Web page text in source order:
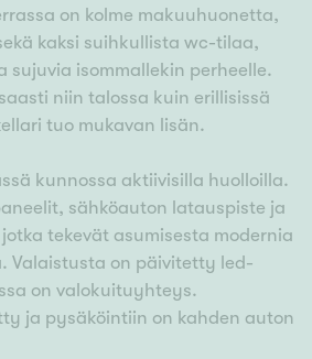
on kolme makuuhuonetta,
kaksi suihkullista wc-tilaa,
sujuvia isommallekin perheelle.
niin talossa kuin erillisissä
tuo mukavan lisän.
kunnossa aktiivisilla huolloilla.
sähköauton latauspiste ja
tekevät asumisesta modernia
Valaistusta on päivitetty led-
on valokuituyhteys.
ja pysäköintiin on kahden auton